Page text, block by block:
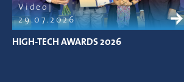
Video
29.07.2026
HIGH-TECH AWARDS 2026